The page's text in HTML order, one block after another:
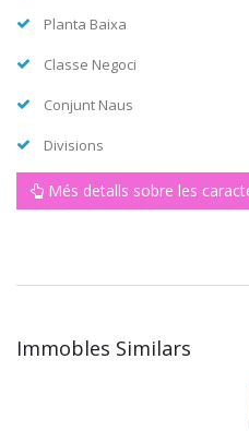
Planta Baixa
Classe Negoci
Conjunt Naus
Divisions
Més detalls sobre les
Immobles Similars